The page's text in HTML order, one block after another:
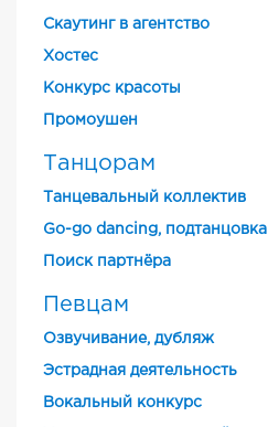
Скаутинг в агентство
Хостес
Конкурс красоты
Промоушен
Танцорам
Танцевальный коллектив
Go-go dancing, подтанцовка
Поиск партнёра
Певцам
Озвучивание, дубляж
Эстрадная деятельность
Вокальный конкурс